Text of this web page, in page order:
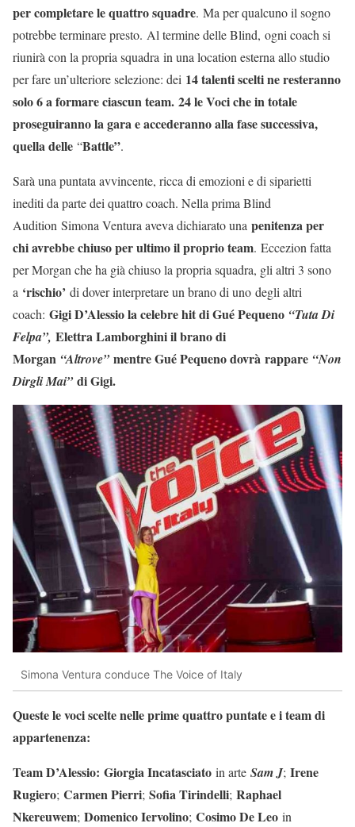
per completare le quattro squadre. Ma per qualcuno il sogno
potrebbe terminare presto. Al termine delle Blind, ogni coach si
riunirà con la propria squadra in una location esterna allo studio
per fare un’ulteriore selezione: dei 14 talenti scelti ne resteranno
solo 6 a formare ciascun team. 24 le Voci che in totale
proseguiranno la gara e accederanno alla fase successiva,
quella delle “Battle”.
Sarà una puntata avvincente, ricca di emozioni e di siparietti
inediti da parte dei quattro coach. Nella prima Blind
Audition Simona Ventura aveva dichiarato una penitenza per
chi avrebbe chiuso per ultimo il proprio team. Eccezion fatta
per Morgan che ha già chiuso la propria squadra, gli altri 3 sono
a ‘rischio’ di dover interpretare un brano di uno degli altri
coach: Gigi D’Alessio la celebre hit di Gué Pequeno “Tuta Di
Felpa”, Elettra Lamborghini il brano di
Morgan “Altrove”mentre Gué Pequeno dovrà rappare “Non
Dirgli Mai”di Gigi.
Simona Ventura conduce The Voice of Italy
Queste le voci scelte nelle prime quattro puntate e i team di
appartenenza:
Team D’Alessio: Giorgia Incatasciato in arte Sam J; Irene
Rugiero; Carmen Pierri; Sofia Tirindelli; Raphael
Nkereuwem; Domenico Iervolino; Cosimo De Leo in